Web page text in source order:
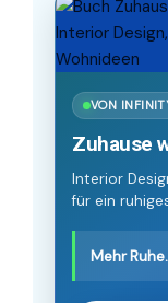
VON
Zuhause
Interior
für ein
Mehr